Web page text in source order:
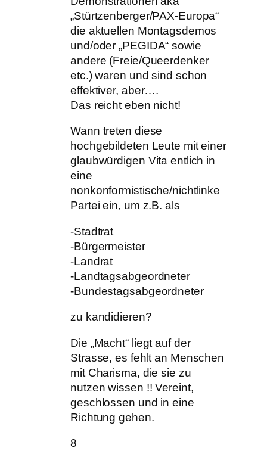
„Stürtzenberger/PAX-Europa“
die aktuellen Montagsdemos
und/oder „PEGIDA“ sowie
andere (Freie/Queerdenker
etc.) waren und sind schon
effektiver, aber….
Das reicht eben nicht!
Wann treten diese
hochgebildeten Leute mit einer
glaubwürdigen Vita entlich in
eine
nonkonformistische/nichtlinke
Partei ein, um z.B. als
-Stadtrat
-Bürgermeister
-Landrat
-Landtagsabgeordneter
-Bundestagsabgeordneter
zu kandidieren?
Die „Macht“ liegt auf der
Strasse, es fehlt an Menschen
mit Charisma, die sie zu
nutzen wissen !! Vereint,
geschlossen und in eine
Richtung gehen.
8